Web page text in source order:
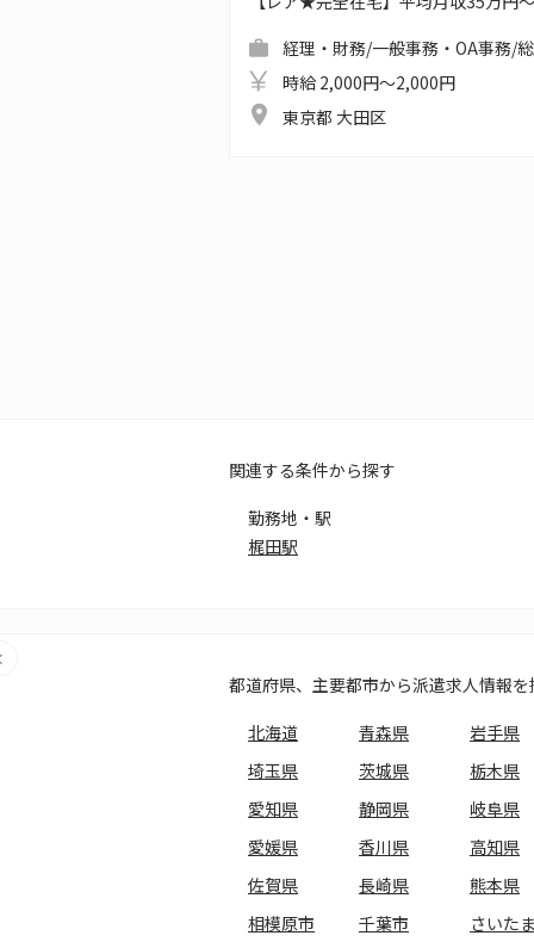
経理・財務/一般事務・OA事務/
時給 2,000円～2,000円
東京都 大田区
関連する条件から探す
勤務地・駅
梶田駅
都道府県、主要都市から派遣求人情報を
北海道
青森県 岩手県
埼玉県
茨城県 栃木県
愛知県
静岡県 岐阜県
愛媛県
香川県 高知県
佐賀県
長崎県 熊本県
相模原市
千葉市 さいた